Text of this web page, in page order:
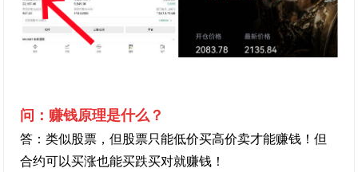
问：赚钱原理是什么？
答：类似股票，但股票只能低价买高价卖才能赚钱！但
合约可以买涨也能买跌买对就赚钱！